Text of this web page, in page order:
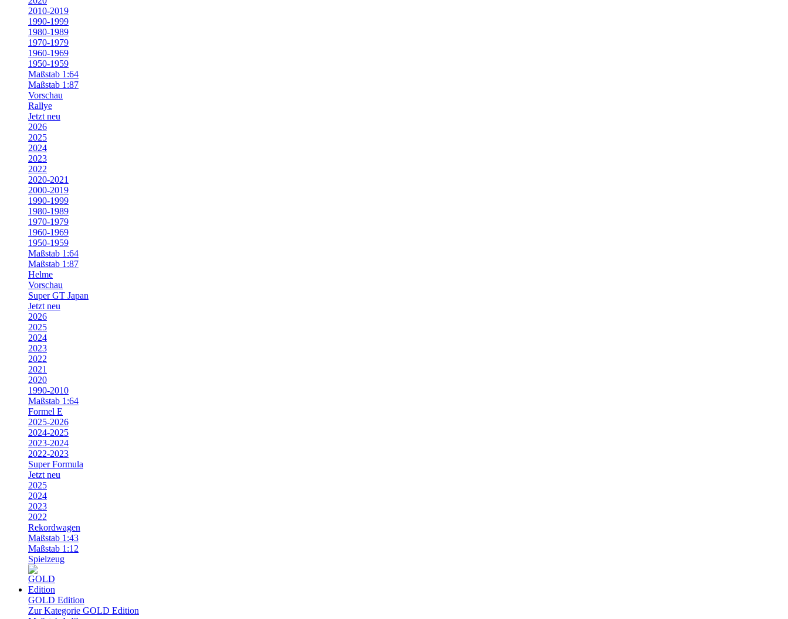
2010-2019
1990-1999
1980-1989
1970-1979
1960-1969
1950-1959
Maßstab 1:64
Maßstab 1:87
Vorschau
Rallye
Jetzt neu
2026
2025
2024
2023
2022
2020-2021
2000-2019
1990-1999
1980-1989
1970-1979
1960-1969
1950-1959
Maßstab 1:64
Maßstab 1:87
Helme
Vorschau
Super GT Japan
Jetzt neu
2026
2025
2024
2023
2022
2021
2020
1990-2010
Maßstab 1:64
Formel E
2025-2026
2024-2025
2023-2024
2022-2023
Super Formula
Jetzt neu
2025
2024
2023
2022
Rekordwagen
Maßstab 1:43
Maßstab 1:12
Spielzeug
GOLD Edition
Zur Kategorie GOLD Edition